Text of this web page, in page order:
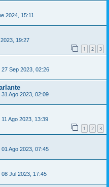
2024, 15:11
19:27
1 2 3
27 Sep 2023, 02:26
31 Ago 2023, 02:09
11 Ago 2023, 13:39
1 2 3
01 Ago 2023, 07:45
08 Jul 2023, 17:45